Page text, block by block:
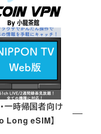
一時帰国者向け
Long eSIM】